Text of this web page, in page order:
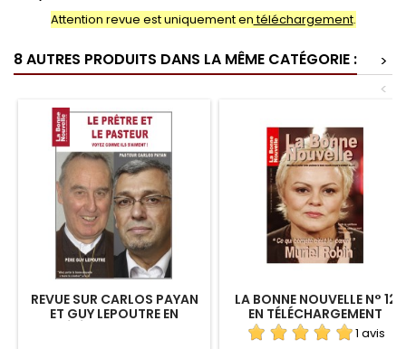
Attention revue est uniquement entéléchargement.
8 AUTRES PRODUITS DANS LA MÊME CATÉGORIE :
>
<
REVUE SUR CARLOS PAYAN
ET GUY LEPOUTRE EN
LA BONNE NOUVELLE N° 12
EN TÉLÉCHARGEMENT
1 avis